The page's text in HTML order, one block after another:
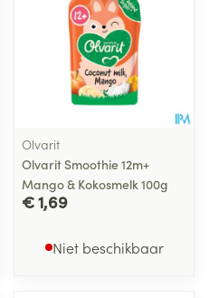
Olvarit
Olvarit Smoothie 12m+
Mango & Kokosmelk 100g
€ 1,69
Niet beschikbaar